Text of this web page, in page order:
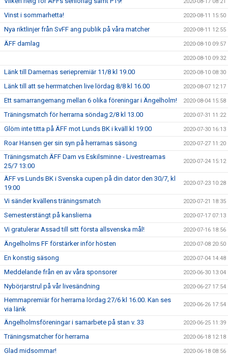
Vinst i sommarhetta! 2020-08-11 15:50
Nya riktlinjer från SvFF ang publik på våra matcher 2020-08-11 12:55
ÄFF damlag 2020-08-10 09:57
2020-08-10 09:32
Länk till Damernas seriepremiär 11/8 kl 19.00 2020-08-10 08:30
Länk till att se herrmatchen live lördag 8/8 kl 16.00 2020-08-07 12:17
Ett samarrangemang mellan 6 olika föreningar i Ängelholm! 2020-08-04 15:58
Träningsmatch för herrarna söndag 2/8 kl 13.00 2020-07-31 11:22
Glöm inte titta på ÄFF mot Lunds BK i kväll kl 19:00 2020-07-30 16:13
Roar Hansen ger sin syn på herrarnas säsong 2020-07-27 11:20
Träningsmatch ÄFF Dam vs Eskilsminne - Livestreamas
25/7 13:00
2020-07-24 15:12
ÄFF vs Lunds BK i Svenska cupen på din dator den 30/7, kl
19:00
2020-07-23 10:28
Vi sänder kvällens träningsmatch 2020-07-21 18:35
Semesterstängt på kanslierna 2020-07-17 07:13
Vi gratulerar Assad till sitt första allsvenska mål! 2020-07-16 18:56
Ängelholms FF förstärker inför hösten 2020-07-08 20:50
En konstig säsong 2020-07-04 14:48
Meddelande från en av våra sponsorer 2020-06-30 13:04
Nybörjarstrul på vår livesändning 2020-06-27 17:54
Hemmapremiär för herrarna lördag 27/6 kl 16.00. Kan ses
via länk
2020-06-26 17:54
Ängelholmsföreningar i samarbete på stan v. 33 2020-06-25 11:39
Träningsmatcher för herrarna 2020-06-18 12:18
Glad midsommar! 2020-06-18 08:56